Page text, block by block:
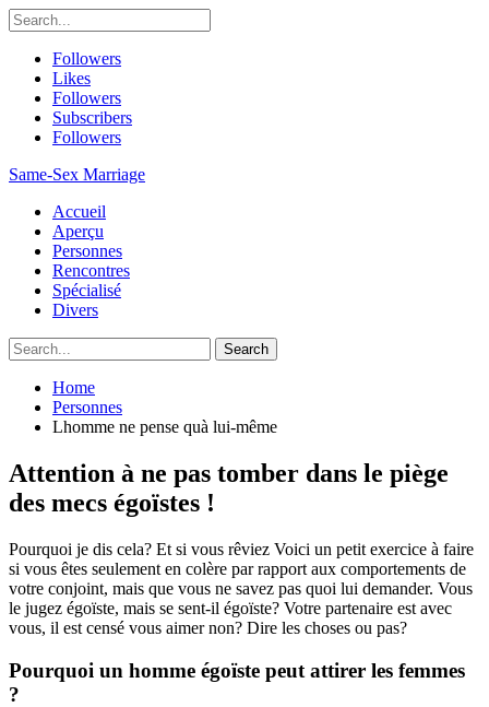
Followers
Likes
Followers
Subscribers
Followers
Same-Sex Marriage
Accueil
Aperçu
Personnes
Rencontres
Spécialisé
Divers
Home
Personnes
Lhomme ne pense quà lui-même
Attention à ne pas tomber dans le piège
des mecs égoïstes !
Pourquoi je dis cela? Et si vous rêviez Voici un petit exercice à faire
si vous êtes seulement en colère par rapport aux comportements de
votre conjoint, mais que vous ne savez pas quoi lui demander. Vous
le jugez égoïste, mais se sent-il égoïste? Votre partenaire est avec
vous, il est censé vous aimer non? Dire les choses ou pas?
Pourquoi un homme égoïste peut attirer les femmes
?